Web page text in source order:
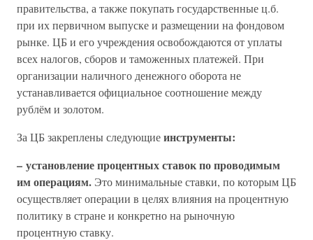
правительства, а также покупать государственные ц.б.
при их первичном выпуске и размещении на фондовом
рынке. ЦБ и его учреждения освобождаются от уплаты
всех налогов, сборов и таможенных платежей. При
организации наличного денежного оборота не
устанавливается официальное соотношение между
рублём и золотом.
За ЦБ закреплены следующиеинструменты:
– установление процентных ставок по проводимым
им операциям. Это минимальные ставки, по которым ЦБ
осуществляет операции в целях влияния на процентную
политику в стране и конкретно на рыночную
процентную ставку.